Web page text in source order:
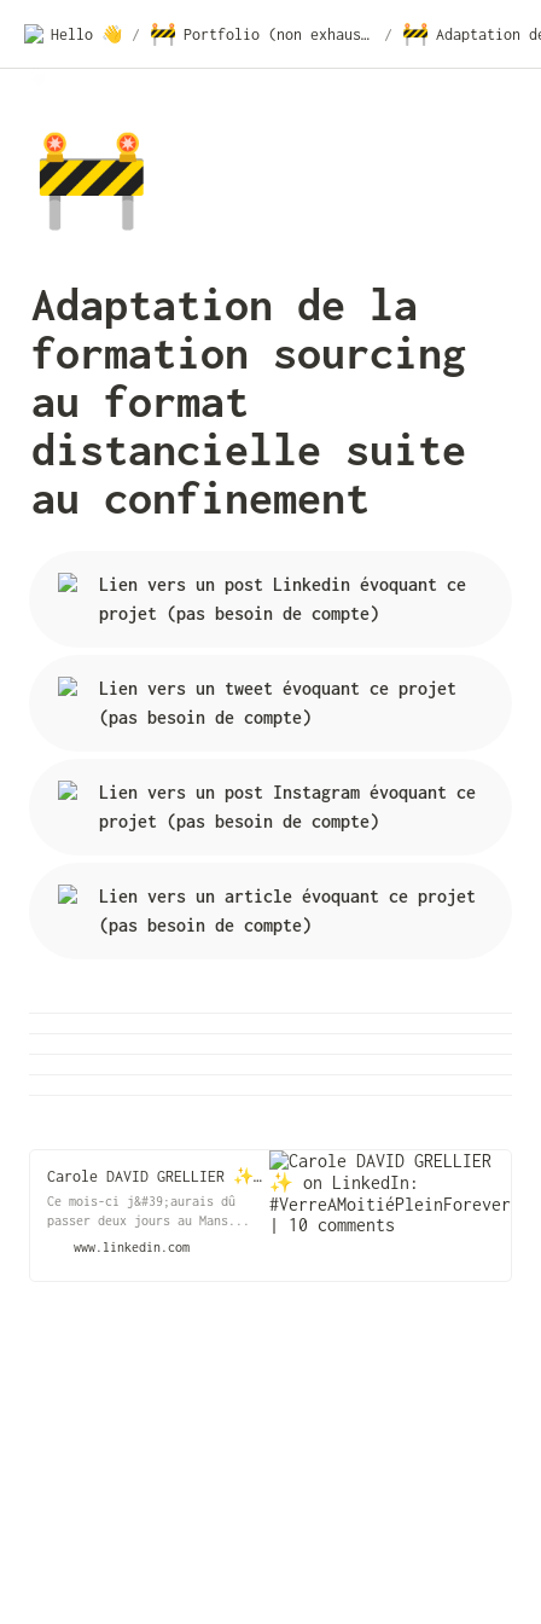
Hello 👋 / 🚧 Portfolio (non exhaustif) / 🚧
🚧
Adaptation de la
formation sourcing
au format
distancielle suite
au confinement
Lien vers un post Linkedin évoquant ce
projet (pas besoin de compte)
Lien vers un tweet évoquant ce projet
(pas besoin de compte)
Lien vers un post Instagram évoquant ce
projet (pas besoin de compte)
Lien vers un article évoquant ce projet
(pas besoin de compte)
Carole DAVID GRELLIER ✨ on LinkedIn: #VerreAMoitiéPleinForever | 10 comments
Ce mois-ci j&#39;aurais dû
passer deux jours au Mans...
Et puis un certain virus en a
www.linkedin.com